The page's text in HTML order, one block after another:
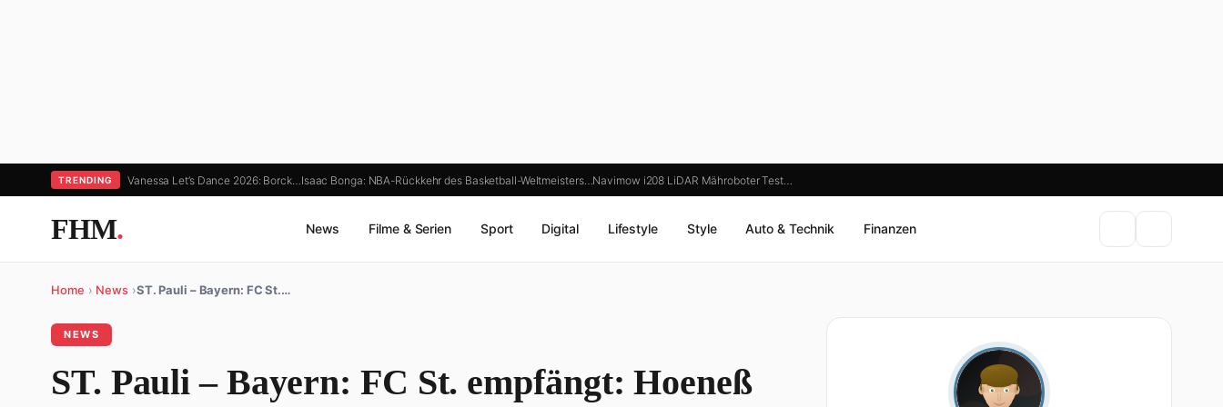
TRENDING Vanessa Let’s Dance 2026: Borck… Isaac Bonga: NBA-Rückkehr des Basketball-Weltmeisters… Navimow i208 LiDAR Mähroboter Test…
FHM. News Filme & Serien Sport Digital Lifestyle Style Auto & Technik Finanzen
Home › News ›ST. Pauli – Bayern: FC St.…
NEWS
ST. Pauli – Bayern: FC St. empfängt: Hoeneß